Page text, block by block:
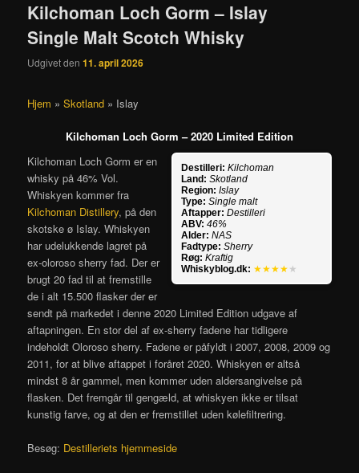
Kilchoman Loch Gorm – Islay
Single Malt Scotch Whisky
Udgivet den11. april 2026
Hjem »Skotland » Islay
Kilchoman Loch Gorm – 2020 Limited Edition
Destilleri: Kilchoman
Land: Skotland
Region: Islay
Type: Single malt
Aftapper: Destilleri
ABV: 46%
Alder: NAS
Fadtype: Sherry
Røg: Kraftig
Whiskyblog.dk: ★★★★ ★
Kilchoman Loch Gorm er en
whisky på 46% Vol.
Whiskyen kommer fra
Kilchoman Distillery, på den
skotske ø Islay. Whiskyen
har udelukkende lagret på
ex-oloroso sherry fad. Der er
brugt 20 fad til at fremstille
de i alt 15.500 flasker der er
sendt på markedet i denne 2020 Limited Edition udgave af
aftapningen. En stor del af ex-sherry fadene har tidligere
indeholdt Oloroso sherry. Fadene er påfyldt i 2007, 2008, 2009 og
2011, for at blive aftappet i foråret 2020. Whiskyen er altså
mindst 8 år gammel, men kommer uden aldersangivelse på
flasken. Det fremgår til gengæld, at whiskyen ikke er tilsat
kunstig farve, og at den er fremstillet uden kølefiltrering.
Besøg: Destilleriets hjemmeside